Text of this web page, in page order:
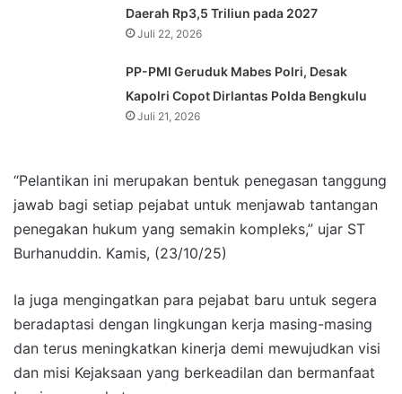
Daerah Rp3,5 Triliun pada 2027
Juli 22, 2026
PP-PMI Geruduk Mabes Polri, Desak
Kapolri Copot Dirlantas Polda Bengkulu
Juli 21, 2026
“Pelantikan ini merupakan bentuk penegasan tanggung
jawab bagi setiap pejabat untuk menjawab tantangan
penegakan hukum yang semakin kompleks,” ujar ST
Burhanuddin. Kamis, (23/10/25)
Ia juga mengingatkan para pejabat baru untuk segera
beradaptasi dengan lingkungan kerja masing-masing
dan terus meningkatkan kinerja demi mewujudkan visi
dan misi Kejaksaan yang berkeadilan dan bermanfaat